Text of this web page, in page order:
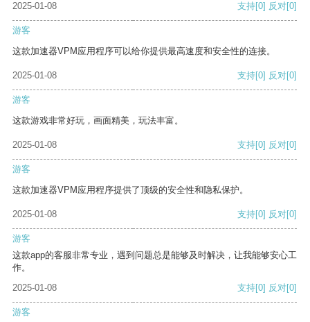
2025-01-08 支持[0] 反对[0]
游客
这款加速器VPM应用程序可以给你提供最高速度和安全性的连接。
2025-01-08 支持[0] 反对[0]
游客
这款游戏非常好玩，画面精美，玩法丰富。
2025-01-08 支持[0] 反对[0]
游客
这款加速器VPM应用程序提供了顶级的安全性和隐私保护。
2025-01-08 支持[0] 反对[0]
游客
这款app的客服非常专业，遇到问题总是能够及时解决，让我能够安心工
作。
2025-01-08
支持[0] 反对[0]
游客